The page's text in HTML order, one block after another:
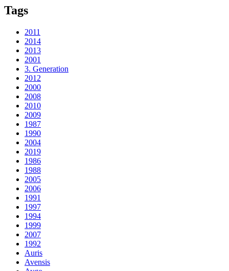
Tags
2011
2014
2013
2001
3. Generation
2012
2000
2008
2010
2009
1987
1990
2004
2019
1986
1988
2005
2006
1991
1997
1994
1999
2007
1992
Auris
Avensis